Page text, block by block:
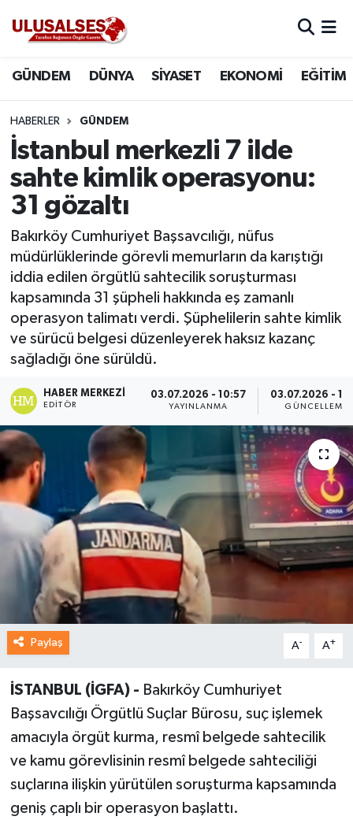
GÜNDEM DÜNYA SİYASET EKONOMİ EĞİTİM
HABERLER GÜNDEM
İstanbul merkezli 7 ilde
sahte kimlik operasyonu:
31 gözaltı
Bakırköy Cumhuriyet Başsavcılığı, nüfus
müdürlüklerinde görevli memurların da karıştığı
iddia edilen örgütlü sahtecilik soruşturması
kapsamında 31 şüpheli hakkında eş zamanlı
operasyon talimatı verdi. Şüphelilerin sahte kimlik
ve sürücü belgesi düzenleyerek haksız kazanç
sağladığı öne sürüldü.
HABER MERKEZI
EDITÖR
03.07.2026 - 10:57
YAYINLANMA
03.07.2026 -
GÜNCELLEME
Paylaş A- A+
İSTANBUL (İGFA) - Bakırköy Cumhuriyet
Başsavcılığı Örgütlü Suçlar Bürosu, suç işlemek
amacıyla örgüt kurma, resmî belgede sahtecilik
ve kamu görevlisinin resmî belgede sahteciliği
suçlarına ilişkin yürütülen soruşturma kapsamında
geniş çaplı bir operasyon başlattı.
DÜNYA
SİYASET
EKONOMİ
EĞİTİM
SAĞLIK
MAGAZİN
SPOR
Trafik Durumu
Süper Lig Puan Durumu ve Fikstür
Tüm Manşetler
Son Dakika Haberleri
Haber Arşivi